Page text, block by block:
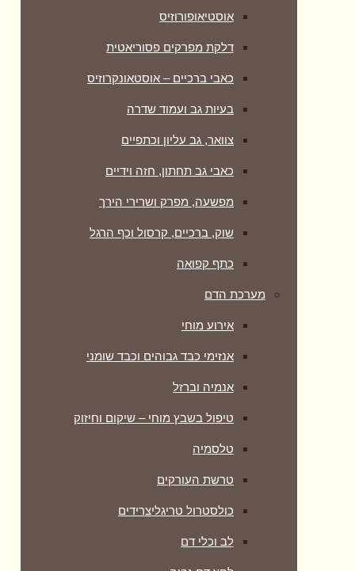
אוסטיאופורוזיס
דלקת מפרקים פסוריאטית
כאבי ברכיים – אוסטאונקרוזיס
בעיות גב ועמוד שדרה
צוואר, גב עליון וכתפיים
כאבי גב תחתון, חזה וידיים
מפשעה, מפרק ושרירי הירך
שוק, ברכיים, קרסול וכף הרגל
כתף קפואה
מערכת הדם
אירוע מוחי
אנזימי כבד גבוהים וכבד שומני
אנמיה וברזל
טיפול בשבץ מוחי – שיקום וחיזוק
טלסמיה
טרשת העורקים
כולסטרול טריגליצרידים
לב וכלי דם